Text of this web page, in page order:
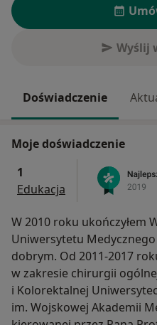
Wyślij
Doświadczenie
Moje doświadczenie
1
Edukacja
W 2010 roku ukończyłem
Uniwersytetu
dobrym. Od 2011-2017
w zakresie chirurgii
i Kolorektalnej
im. Wojskowej Akademii